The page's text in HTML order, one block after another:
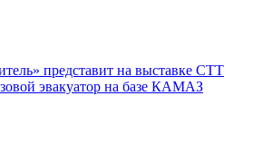
представит на выставке CTT
эвакуатор на базе КАМАЗ